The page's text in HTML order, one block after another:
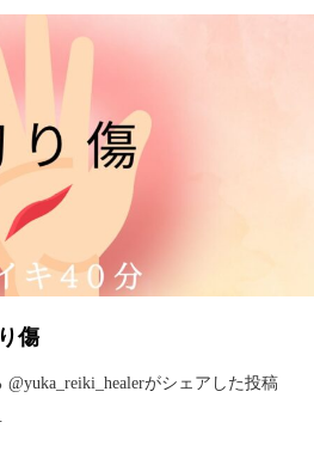
傷
@yuka_reiki_healerがシェアした投稿